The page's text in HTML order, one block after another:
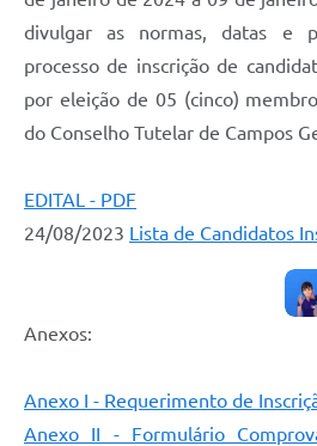
divulgar as normas, datas e
processo de inscrição de
por eleição de 05 (cinco)
do Conselho Tutelar de Campos
EDITAL - PDF
24/08/2023 Lista de Candidatos
Anexos:
Anexo I - Requerimento de
Anexo II - Formulário